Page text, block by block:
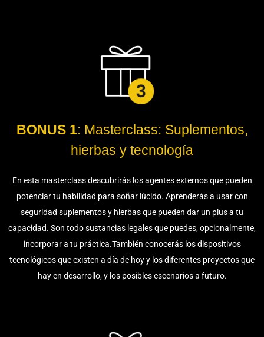
BONUS 1: Masterclass: Suplementos,
hierbas y tecnología
En esta masterclass descubrirás los agentes externos que pueden
potenciar tu habilidad para soñar lúcido. Aprenderás a usar con
seguridad suplementos y hierbas que pueden dar un plus a tu
capacidad. Son todo sustancias legales que puedes, opcionalmente,
incorporar a tu práctica.También conocerás los dispositivos
tecnológicos que existen a día de hoy y los diferentes proyectos que
hay en desarrollo, y los posibles escenarios a futuro.